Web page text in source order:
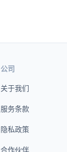
公司
关于我们
服务条款
隐私政策
合作伙伴